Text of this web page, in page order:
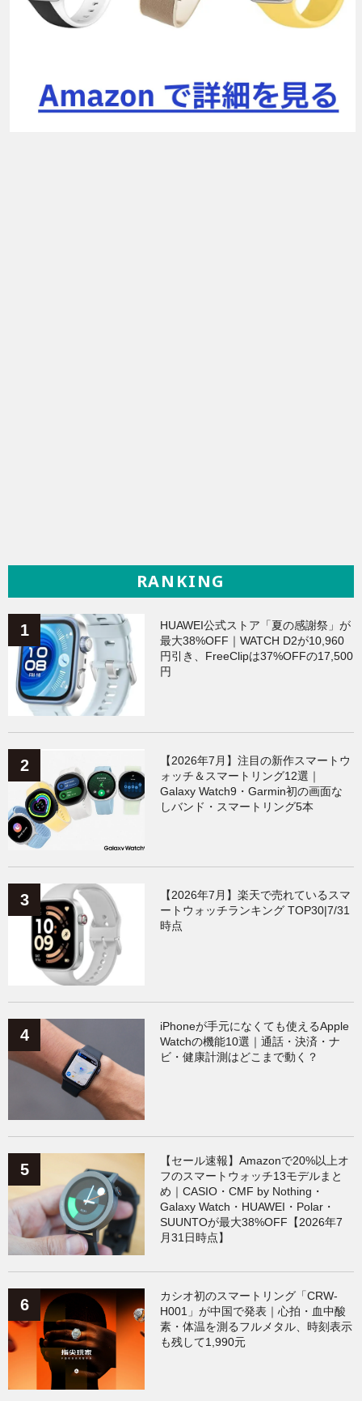
RANKING
HUAWEI公式ストア「夏の感謝祭」が
最大38%OFF｜WATCH D2が10,960
円引き、FreeClipは37%OFFの17,500
円
【2026年7月】注目の新作スマートウ
ォッチ＆スマートリング12選｜
Galaxy Watch9・Garmin初の画面な
しバンド・スマートリング5本
【2026年7月】楽天で売れているスマ
ートウォッチランキング TOP30|7/31
時点
iPhoneが手元になくても使えるApple
Watchの機能10選｜通話・決済・ナ
ビ・健康計測はどこまで動く？
【セール速報】Amazonで20%以上オ
フのスマートウォッチ13モデルまと
め｜CASIO・CMF by Nothing・
Galaxy Watch・HUAWEI・Polar・
SUUNTOが最大38%OFF【2026年7
月31日時点】
カシオ初のスマートリング「CRW-
H001」が中国で発表｜心拍・血中酸
素・体温を測るフルメタル、時刻表示
も残して1,990元